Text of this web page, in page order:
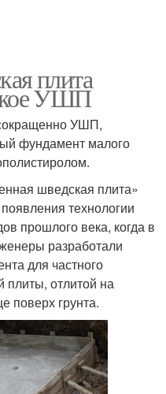
плита
УШП
УШП,
фундамент малого
шведская плита»
технологии
прошлого века, когда в
разработали
для частного
плиты, отлитой на
поверх грунта.